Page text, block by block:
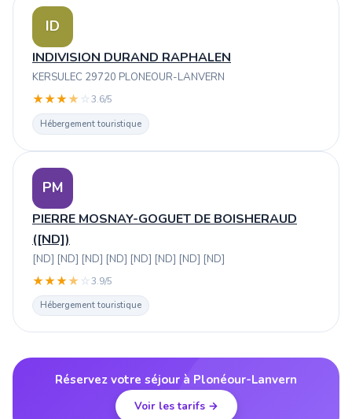
ID
INDIVISION DURAND RAPHALEN
KERSULEC 29720 PLONEOUR-LANVERN
★★★★ ☆3.6/5
Hébergement touristique
PM
PIERRE MOSNAY-GOGUET DE BOISHERAUD
([ND])
[ND] [ND] [ND] [ND] [ND] [ND] [ND] [ND]
★★★★ ☆3.9/5
Hébergement touristique
Réservez votre séjour à Plonéour-Lanvern
Voir les tarifs →